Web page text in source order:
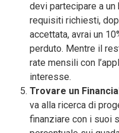
devi partecipare a
requisiti richiesti,
accettata, avrai un
perduto. Mentre il
rate mensili con
interesse.
Trovare un
va alla ricerca di
finanziare con i suoi